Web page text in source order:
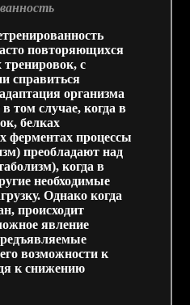
повторяющихся
с
справиться
организма
том случае, когда в
белках
ферментах процессы
преобладают над
когда в
необходимые
Однако когда
происходит
явление
возможности к
к снижению